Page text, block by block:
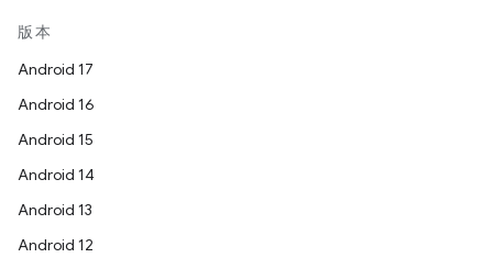
版本
Android 17
Android 16
Android 15
Android 14
Android 13
Android 12